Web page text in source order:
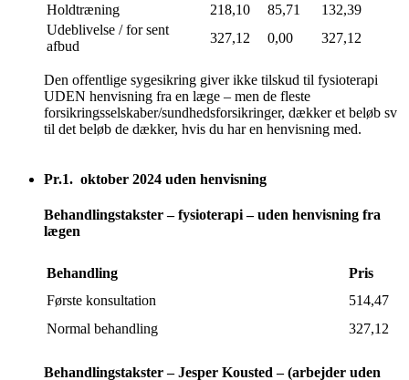
Holdtræning
218,10 85,71
132,39
Udeblivelse / for sent
afbud
327,12 0,00 327,12
Den offentlige sygesikring giver ikke tilskud til fysioterapi
UDEN henvisning fra en læge – men de fleste
forsikringsselskaber/sundhedsforsikringer, dækker et beløb sv
til det beløb de dækker, hvis du har en henvisning med.
Pr.1. oktober 2024 uden henvisning
Behandlingstakster – fysioterapi – uden henvisning fra
lægen
Behandling
Pris
Første konsultation
514,47
Normal behandling
327,12
Behandlingstakster – Jesper Kousted – (arbejder uden